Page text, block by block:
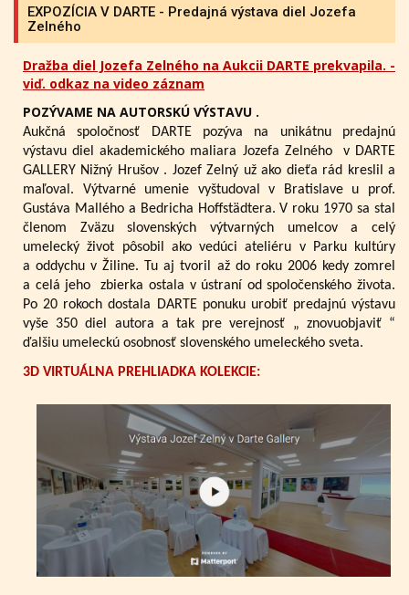
EXPOZÍCIA V DARTE - Predajná výstava diel Jozefa
Zelného
Dražba diel Jozefa Zelného na Aukcii DARTE prekvapila. -
viď. odkaz na video záznam
POZÝVAME NA AUTORSKÚ VÝSTAVU .
Aukčná spoločnosť DARTE pozýva na unikátnu predajnú
výstavu diel akademického maliara Jozefa Zelného
v DARTE
GALLERY Nižný Hrušov . Jozef Zelný už ako dieťa rád kreslil a
maľoval. Výtvarné umenie vyštudoval v Bratislave u prof.
Gustáva Mallého a Bedricha Hoffstädtera. V roku 1970 sa stal
členom Zväzu slovenských výtvarných umelcov a celý
umelecký život pôsobil ako vedúci ateliéru v Parku kultúry
a oddychu v Žiline. Tu aj tvoril až do roku 2006 kedy zomrel
a celá jeho zbierka ostala v ústraní od spoločenského života.
Po 20 rokoch dostala DARTE ponuku urobiť predajnú výstavu
vyše 350 diel autora a tak pre verejnosť „ znovuobjaviť “
ďalšiu umeleckú osobnosť slovenského umeleckého sveta.
3D VIRTUÁLNA PREHLIADKA KOLEKCIE: